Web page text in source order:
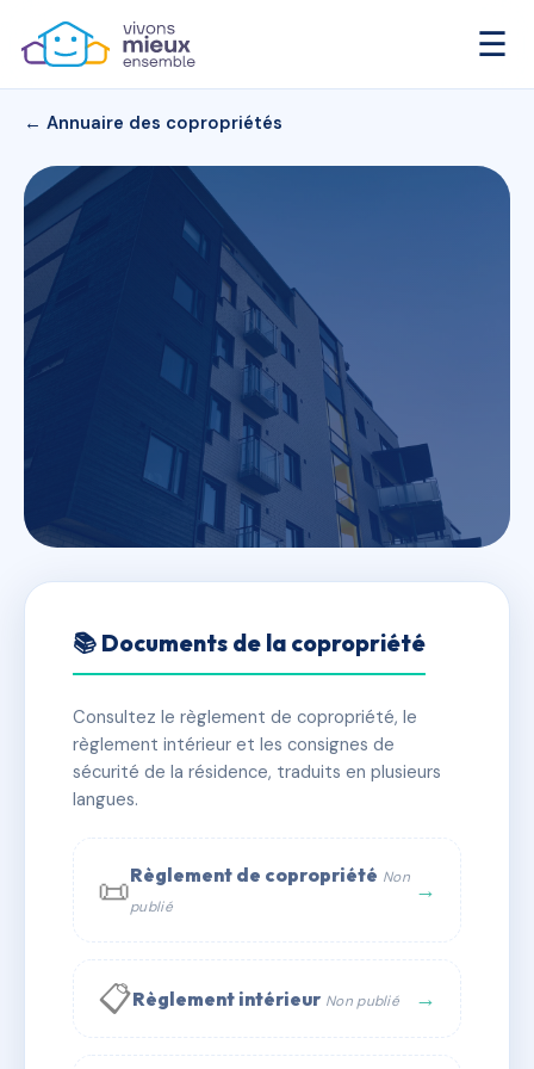
☰
← Annuaire des copropriétés
SDC 64 RUE DE BAGNOLET
75020
📍 64 r de bagnolet 75020 Paris
✓ Immatriculée 🏠 51 lots 🏗 1 bâtiment(s)
📞 Contacter Syndic Digital 💬 WhatsApp
✉ Email
📚 Documents de la copropriété
Consultez le règlement de copropriété, le
règlement intérieur et les consignes de
sécurité de la résidence, traduits en plusieurs
langues.
📜Règlement de copropriété Non
publié
→
📋Règlement intérieur Non publié →